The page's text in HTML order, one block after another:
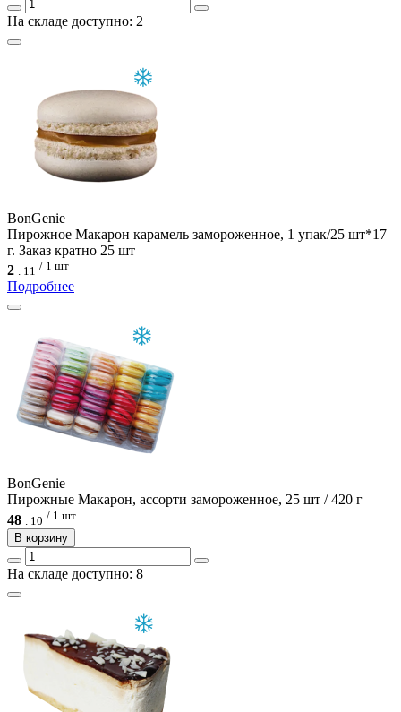
На складе доступно: 2
BonGenie
Пирожное Макарон карамель замороженное, 1 упак/25 шт*17
г. Заказ кратно 25 шт
2 . 11 / 1 шт
Подробнее
BonGenie
Пирожные Макарон, ассорти замороженное, 25 шт / 420 г
48
10 / 1 шт
В корзину
На складе доступно: 8